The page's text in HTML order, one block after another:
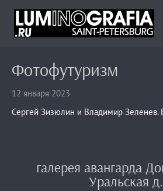
Фотофутуризм
12 января 2023
Сергей Зизюлин и Владимир Зеленев.
галерея авангарда
Уральская